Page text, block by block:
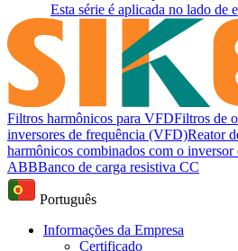
Esta série é aplicada no lado de
Filtros harmônicos para VFDFiltros de
inversores de frequência (VFD)Reator
harmônicos combinados com o inversor
ABBBanco de carga resistiva CC
Português
Informações da Empresa
Certificado